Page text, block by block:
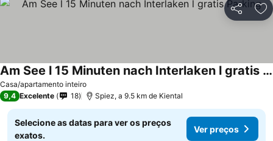
Partilhar
Casa/apartamento inteiro
Am See l 15 Minuten nach Interlaken l gratis Parking
9,4 Excelente 18 Spiez, a 9.5 km de Kiental
Selecione as datas para ver os preços
exatos.
Ver preços